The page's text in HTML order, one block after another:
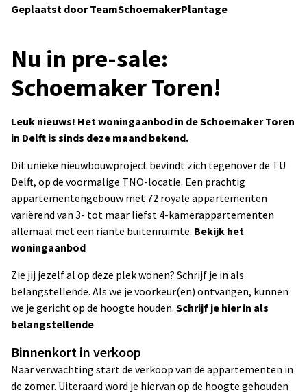
Geplaatst door TeamSchoemakerPlantage
Nu in pre-sale:
Schoemaker Toren!
Leuk nieuws! Het woningaanbod in de Schoemaker Toren
in Delft is sinds deze maand bekend.
Dit unieke nieuwbouwproject bevindt zich tegenover de TU
Delft, op de voormalige TNO-locatie. Een prachtig
appartementengebouw met 72 royale appartementen
variërend van 3- tot maar liefst 4-kamerappartementen
allemaal met een riante buitenruimte. Bekijk het
woningaanbod
Zie jij jezelf al op deze plek wonen? Schrijf je in als
belangstellende. Als we je voorkeur(en) ontvangen, kunnen
we je gericht op de hoogte houden. Schrijf je hier in als
belangstellende
Binnenkort in verkoop
Naar verwachting start de verkoop van de appartementen in
de zomer. Uiteraard word je hiervan op de hoogte gehouden